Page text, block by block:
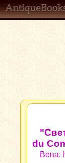
du
Вена: